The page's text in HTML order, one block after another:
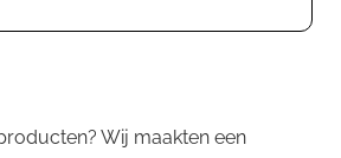
Wij maakten een